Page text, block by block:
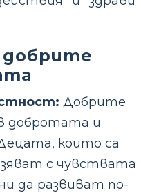
Добрите
добротата и
които са
с чувствата
да развиват по-